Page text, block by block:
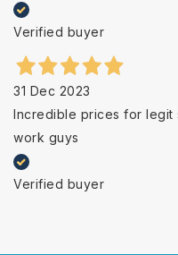
Verified buyer
31 Dec 2023
Incredible prices for legit
work guys
Verified buyer